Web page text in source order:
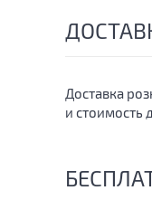
Доставка
и стоимость